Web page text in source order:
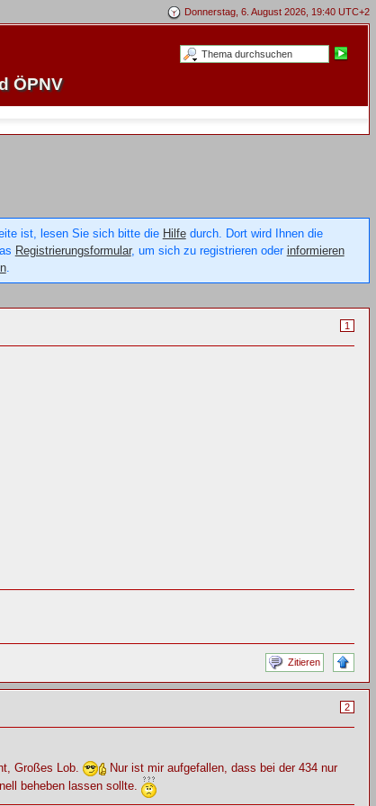
Donnerstag, 6. August 2026, 19:40 UTC+2
ÖPNV
ist, lesen Sie sich bitte die Hilfedurch. Dort wird Ihnen die
Registrierungsformular, um sich zu registrieren oder informieren
.
1
Zitieren
2
Großes Lob.
Nur ist mir aufgefallen, dass bei der 434 nur
beheben lassen sollte.